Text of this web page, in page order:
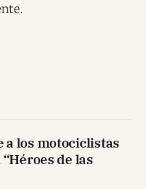
a los motociclistas
de las